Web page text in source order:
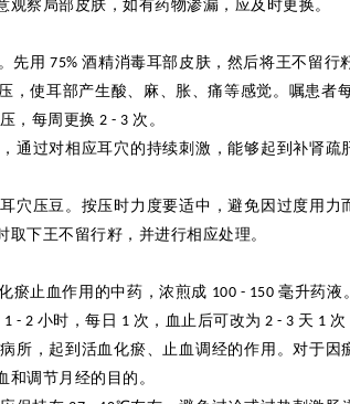
察局部皮肤，如有药物渗漏，应及时更换。
先用 75%酒精消毒耳部皮肤，然后将王不留行
，使耳部产生酸、麻、胀、痛等感觉。 嘱患者
，每周更换 2 - 3 次。
通过对相应耳穴的持续刺激，能够起到补肾疏
穴压豆。按压时力度要适中，避免因过度用
下王不留行籽，并进行相应处理。
瘀止血作用的中药，浓煎成 100 - 150毫升药液
1 - 2 小时，每日 1 次，血止后可改为 2 - 3 天 1 次
所，起到活血化瘀、止血调经的作用。对于因
调节月经的目的。